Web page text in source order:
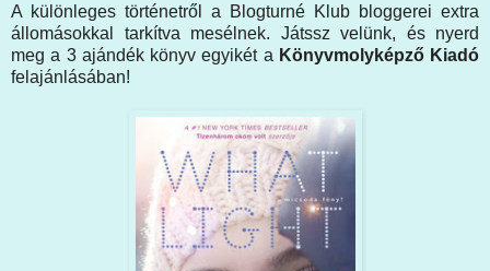
A különleges történetről a Blogturné Klub bloggerei extra
állomásokkal tarkítva mesélnek. Játssz velünk, és nyerd
meg a 3 ajándék könyv egyikét a Könyvmolyképző Kiadó
felajánlásában!